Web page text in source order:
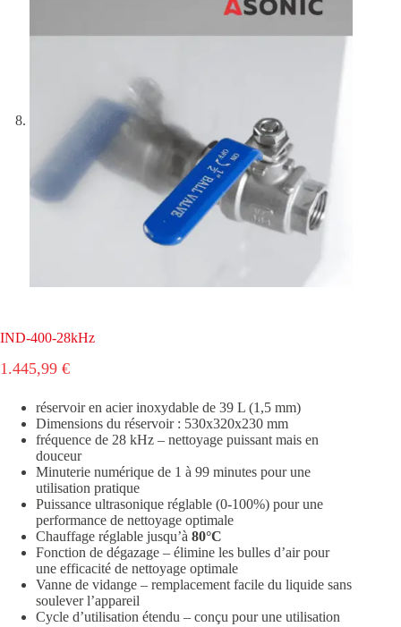
IND-400-28kHz
1.445,99 €
réservoir en acier inoxydable de 39 L (1,5 mm)
Dimensions du réservoir : 530x320x230 mm
fréquence de 28 kHz – nettoyage puissant mais en
douceur
Minuterie numérique de 1 à 99 minutes pour une
utilisation pratique
Puissance ultrasonique réglable (0-100%) pour une
performance de nettoyage optimale
Chauffage réglable jusqu’à 80°C
Fonction de dégazage – élimine les bulles d’air pour
une efficacité de nettoyage optimale
Vanne de vidange – remplacement facile du liquide sans
soulever l’appareil
Cycle d’utilisation étendu – conçu pour une utilisation